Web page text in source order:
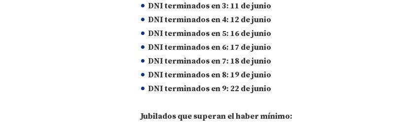
DNI terminados en 3: 11 de junio
DNI terminados en 4: 12 de junio
DNI terminados en 5: 16 de junio
DNI terminados en 6: 17 de junio
DNI terminados en 7: 18 de junio
DNI terminados en 8: 19 de junio
DNI terminados en 9: 22 de junio
Jubilados que superan el haber mínimo: